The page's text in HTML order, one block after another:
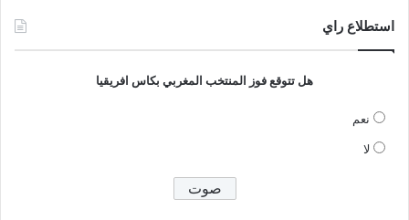
استطلاع راي
هل تتوقع فوز المنتخب المغربي بكاس افريقيا
نعم
لا